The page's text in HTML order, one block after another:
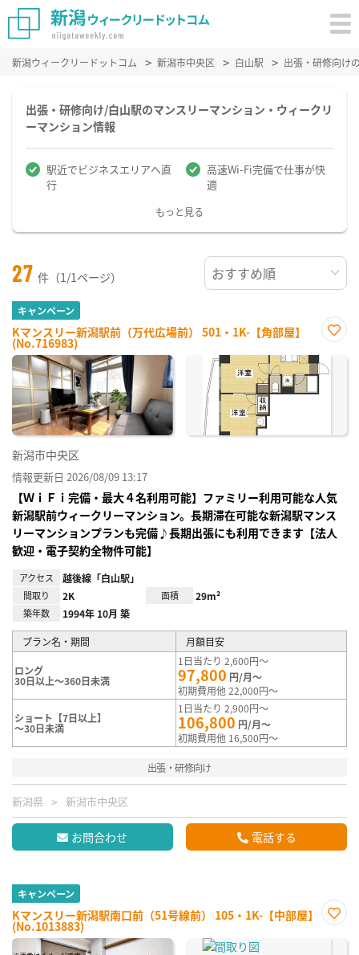
新潟ウィークリードットコム 新潟市中央区 白山駅 出張・研修向け
出張・研修向け/白山駅のマンスリーマンション・ウィークリ
ーマンション情報
駅近でビジネスエリアへ直
行
高速Wi-Fi完備で仕事が快
適
もっと見る
27 件（1/1ページ）
キャンペーン
Kマンスリー新潟駅前（万代広場前） 501・1K-【角部屋】
(No.716983)
に入
り登
新潟市中央区
情報更新日 2026/08/09 13:17
【ＷｉＦｉ完備・最大４名利用可能】ファミリー利用可能な人気
新潟駅前ウィークリーマンション。長期滞在可能な新潟駅マンス
リーマンションプランも完備♪長期出張にも利用できます【法人
歓迎・電子契約全物件可能】
アクセス 越後線「白山駅」
間取り 2K 面積 29m²
築年数 1994年 10月 築
プラン名・期間 月額目安
ロング
30日以上～360日未満
1日当たり 2,600円～
97,800 円/月～
初期費用他 22,000円～
ショート【7日以上】
～30日未満
1日当たり 2,900円～
106,800 円/月～
初期費用他 16,500円～
出張・研修向け
新潟県 新潟市中央区
お問合わせ 電話する
キャンペーン
Kマンスリー新潟駅南口前（51号線前） 105・1K-【中部屋】
(No.1013883)
に入